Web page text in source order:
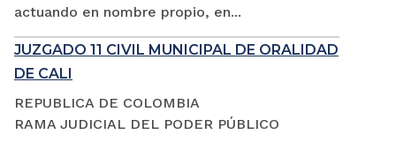
actuando en nombre propio, en...
JUZGADO 11 CIVIL MUNICIPAL DE ORALIDAD
DE CALI
REPUBLICA DE COLOMBIA
RAMA JUDICIAL DEL PODER PÚBLICO